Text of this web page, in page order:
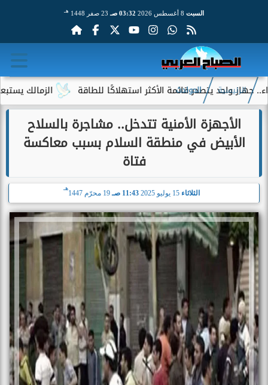
السبت 03:32 صـ 23 صفر 1448 هـ
الزمالك يستبعد 4 لاعبين شباب من حساباته في الموسم الجديد يتصدر قائمة الأكثر استهلاكًا للطاقة
الرئيسية الحوادث
الأجهزة الأمنية تتدخل.. مشاجرة بالسلاح
الأبيض في منطقة السلام بسبب معاكسة
فتاة
الثلاثاء 11:43 صـ 19 محرّم 1447
هـ